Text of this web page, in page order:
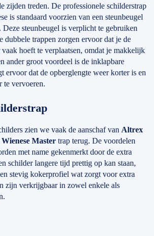
zijden treden. De professionele schilderstrap
is standaard voorzien van een steunbeugel
Deze steunbeugel is verplicht te gebruiken
dubbele trappen zorgen ervoor dat je de
hoeft te verplaatsen, omdat je makkelijk
ander groot voordeel is de inklapbare
ervoor dat de opberglengte weer korter is en
te vervoeren.
zien we vaak de aanschaf van Altrex
Wienese Master trap terug. De voordelen
met name gekenmerkt door de extra
schilder langere tijd prettig op kan staan,
stevig kokerprofiel wat zorgt voor extra
zijn verkrijgbaar in zowel enkele als